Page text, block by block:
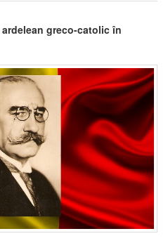
greco-catolic în